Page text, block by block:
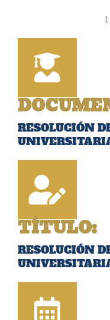
1
RESOLUCIÓN
TÍTULO:
RESOLUCIÓN